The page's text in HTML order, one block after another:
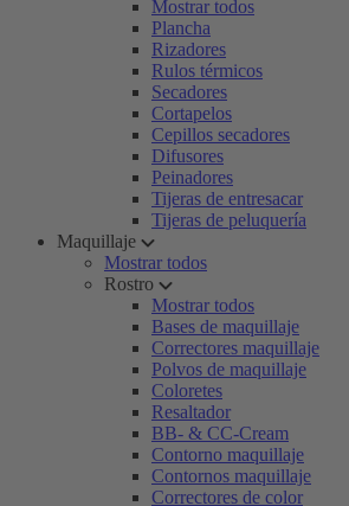
Mostrar todos
Plancha
Rizadores
Rulos térmicos
Secadores
Cortapelos
Cepillos secadores
Difusores
Peinadores
Tijeras de entresacar
Tijeras de peluquería
Maquillaje
Mostrar todos
Rostro
Mostrar todos
Bases de maquillaje
Correctores maquillaje
Polvos de maquillaje
Coloretes
Resaltador
BB- & CC-Cream
Contorno maquillaje
Contornos maquillaje
Correctores de color